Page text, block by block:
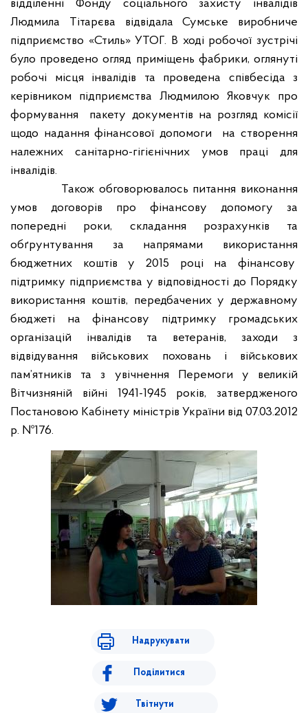
відділенні Фонду соціального захисту інвалідів
Людмила Тітарєва відвідала Сумське виробниче
підприємство «Стиль» УТОГ. В ході робочої зустрічі
було проведено огляд приміщень фабрики, оглянуті
робочі місця інвалідів та проведена співбесіда з
керівником підприємства Людмилою Яковчук про
формування
пакету документів на розгляд комісії
щодо надання фінансової допомоги
на створення
належних санітарно-гігієнічних умов праці для
інвалідів.
Також обговорювалось питання виконання
умов договорів про фінансову допомогу за
попередні роки, складання розрахунків та
обґрунтування за напрямами використання
бюджетних коштів у 2015 році на фінансову
підтримку підприємства у відповідності до Порядку
використання коштів, передбачених у державному
бюджеті на фінансову підтримку громадських
організацій інвалідів та ветеранів, заходи з
відвідування військових поховань і військових
пам’ятників та з увічнення Перемоги у великій
Вітчизняній війні 1941-1945 років, затвердженого
Постановою Кабінету міністрів України від 07.03.2012
р. №176.
Надрукувати
Поділитися
Твітнути